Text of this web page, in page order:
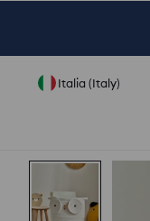
Italia (Italy)